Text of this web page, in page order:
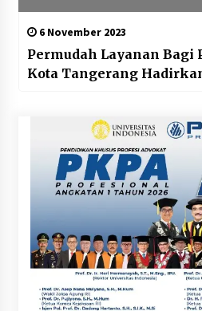
6 November 2023
Permudah Layanan Bagi
Kota Tangerang